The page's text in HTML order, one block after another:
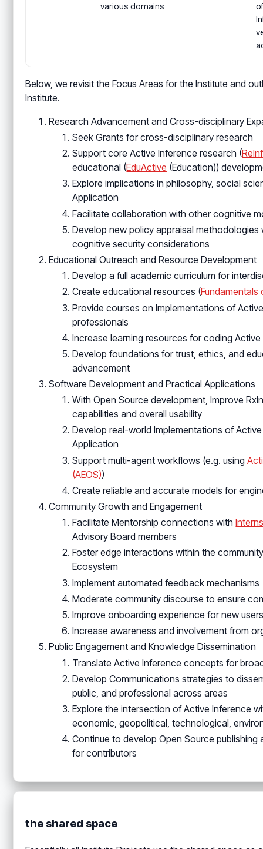
various domains
Below, we revisit the Focus Areas for the Institute and
Institute.
Research Advancement and Cross-disciplinary
Seek Grants for cross-disciplinary research
Support core Active Inference research (
educational (EduActive (Education))
Explore implications in philosophy, social
Application
Facilitate collaboration with other cognitive
Develop new policy appraisal
cognitive security considerations
Educational Outreach and Resource Development
Develop a full academic curriculum for
Create educational resources (
Provide courses on Implementations of
professionals
Increase learning resources for coding
Develop foundations for trust, ethics, and
advancement
Software Development and Practical Applications
With Open Source development, Improve
capabilities and overall usability
Develop real-world Implementations of
Application
Support multi-agent workflows (e.g. using
(AEOS))
Create reliable and accurate models for
Community Growth and Engagement
Facilitate Mentorship connections with
Advisory Board members
Foster edge interactions within the
Ecosystem
Implement automated feedback mechanisms
Moderate community discourse to ensure
Improve onboarding experience for new
Increase awareness and involvement from
Public Engagement and Knowledge Dissemination
Translate Active Inference concepts for
Develop Communications strategies to
public, and professional across areas
Explore the intersection of Active Inference
economic, geopolitical, technological,
Continue to develop Open Source
for contributors
the shared space